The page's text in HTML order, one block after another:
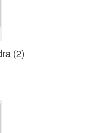
(2)